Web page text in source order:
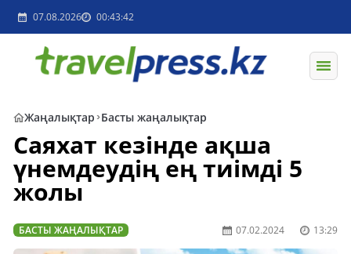
07.08.2026 00:43:42
Жаңалықтар Басты жаңалықтар
Саяхат кезінде ақша
үнемдеудің ең тиімді 5
жолы
БАСТЫ ЖАҢАЛЫҚТАР 07.02.2024 13:29